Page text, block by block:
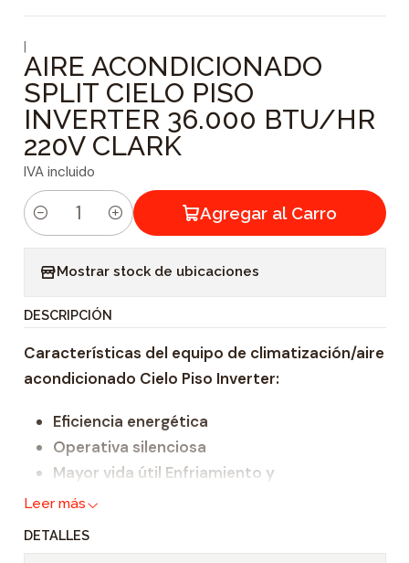
|
AIRE ACONDICIONADO
SPLIT CIELO PISO
INVERTER 36.000 BTU/HR
220V CLARK
IVA incluido
C
i
d
a
Agregar al Carro
Mostrar stock de ubicaciones
DESCRIPCIÓN
Características del equipo de climatización/aire
acondicionado Cielo Piso Inverter:
Eficiencia energética
Operativa silenciosa
Mayor vida útil Enfriamiento y
calentamiento más rápido
equipos convencionales.
Leer más
DETALLES